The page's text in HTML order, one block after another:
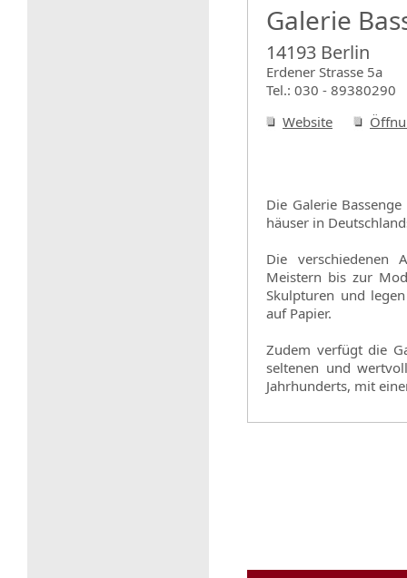
Galerie
14193 Berlin
Erdener Strasse 5a
Tel.: 030 - 89380290
Website
Die Galerie
häuser in
Die verschiedenen
Meistern bis zur
Skulpturen und
auf Papier.
Zudem verfügt die
seltenen und
Jahrhunderts, mit